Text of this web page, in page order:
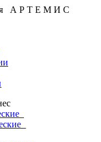
А Р Т Е М И С